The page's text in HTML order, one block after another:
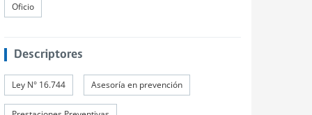
Oficio
Descriptores
Ley N° 16.744 Asesoría en prevención